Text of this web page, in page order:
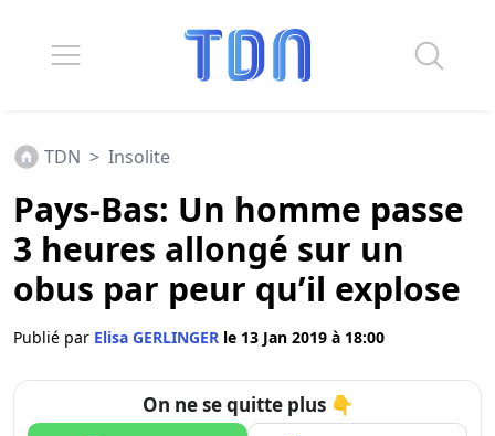
TDN > Insolite
Pays-Bas: Un homme passe
3 heures allongé sur un
obus par peur qu’il explose
Publié par Elisa GERLINGER le 13 Jan 2019 à 18:00
On ne se quitte plus 👇